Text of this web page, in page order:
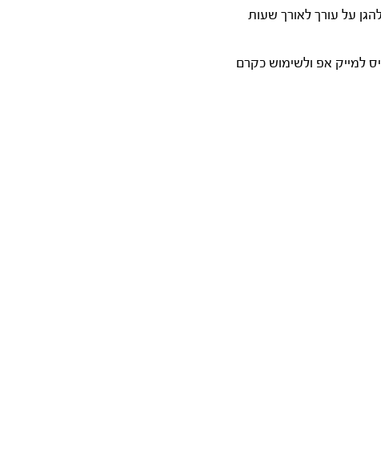
על עורך לאורך שעות
למייק אפ ולשימוש כקרם